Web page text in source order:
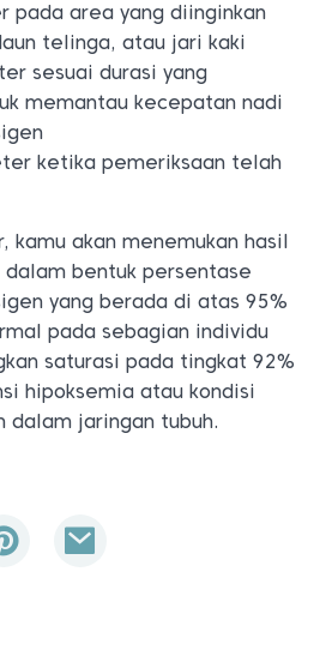
pada area yang diinginkan
telinga, atau jari kaki
sesuai durasi yang
memantau kecepatan nadi
ketika pemeriksaan telah
kamu akan menemukan hasil
dalam bentuk persentase
yang berada di atas 95%
pada sebagian individu
saturasi pada tingkat 92%
hipoksemia atau kondisi
dalam jaringan tubuh.